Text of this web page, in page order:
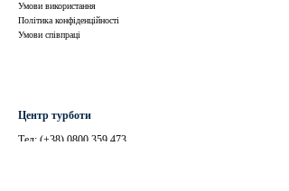
Умови використання
Політика конфіденційності
Умови співпраці
Центр турботи
Тел: (+38) 0800 359 473